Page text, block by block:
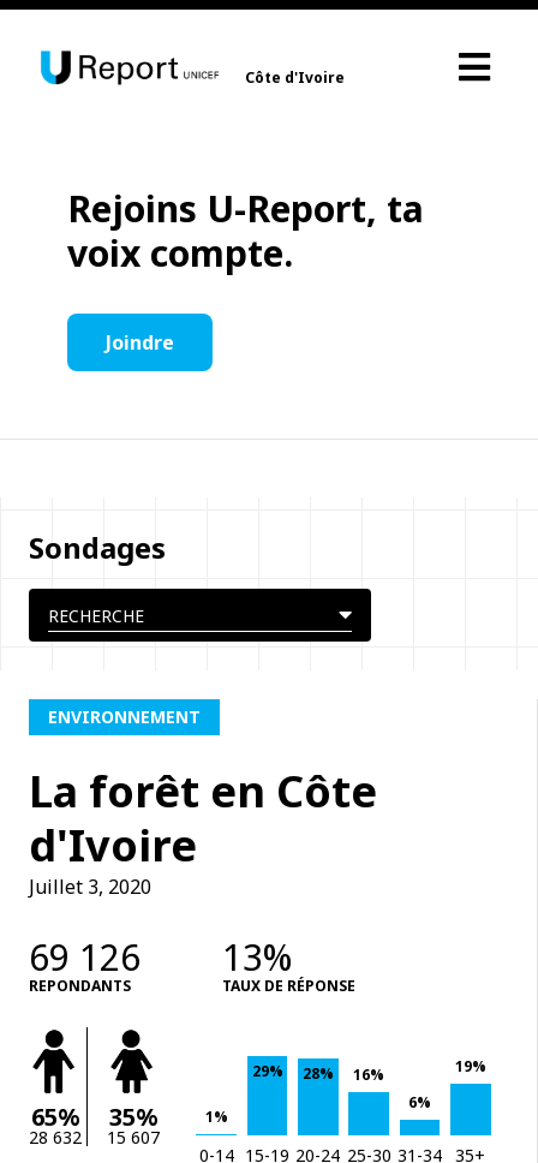
Côte d'Ivoire
Rejoins U-Report, ta
voix compte.
Joindre
Sondages
ENVIRONNEMENT
La forêt en Côte
d'Ivoire
Juillet 3, 2020
69 126
REPONDANTS
13%
TAUX DE RÉPONSE
65%
28 632
35%
15 607
1%
29% 28%
16%
6%
19%
0-14 15-19 20-24 25-30 31-34 35+